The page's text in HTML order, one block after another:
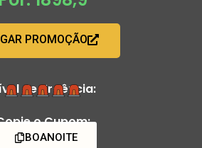
PROMOÇÃO
de Urgência:
o Cupom:
BOANOITE